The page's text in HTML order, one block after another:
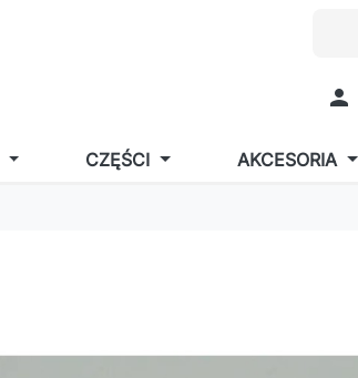

CZĘŚCI AKCESORIA